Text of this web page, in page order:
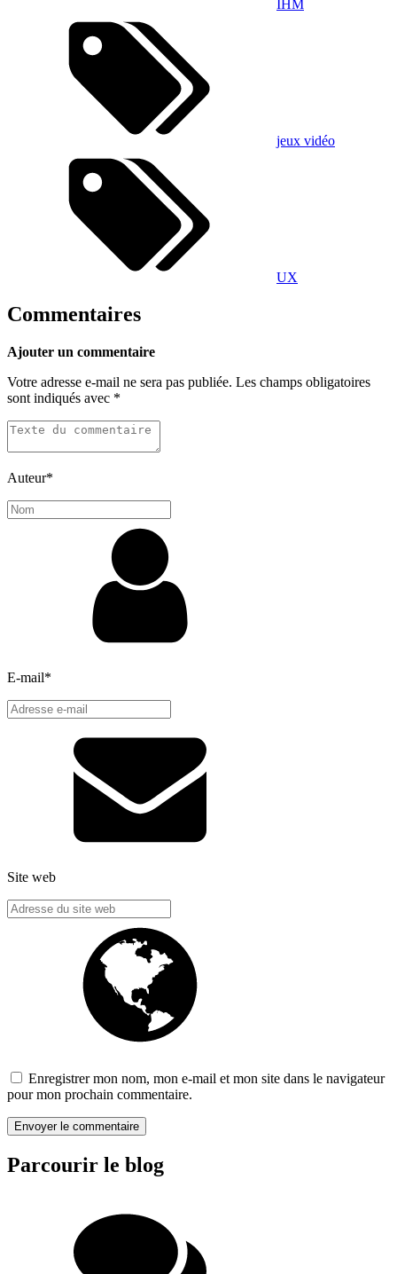
IHM
jeux vidéo
UX
Commentaires
Ajouter un commentaire
Votre adresse e-mail ne sera pas publiée. Les champs obligatoires
sont indiqués avec *
Auteur*
E-mail*
Site web
Enregistrer mon nom, mon e-mail et mon site dans le navigateur
pour mon prochain commentaire.
Parcourir le blog